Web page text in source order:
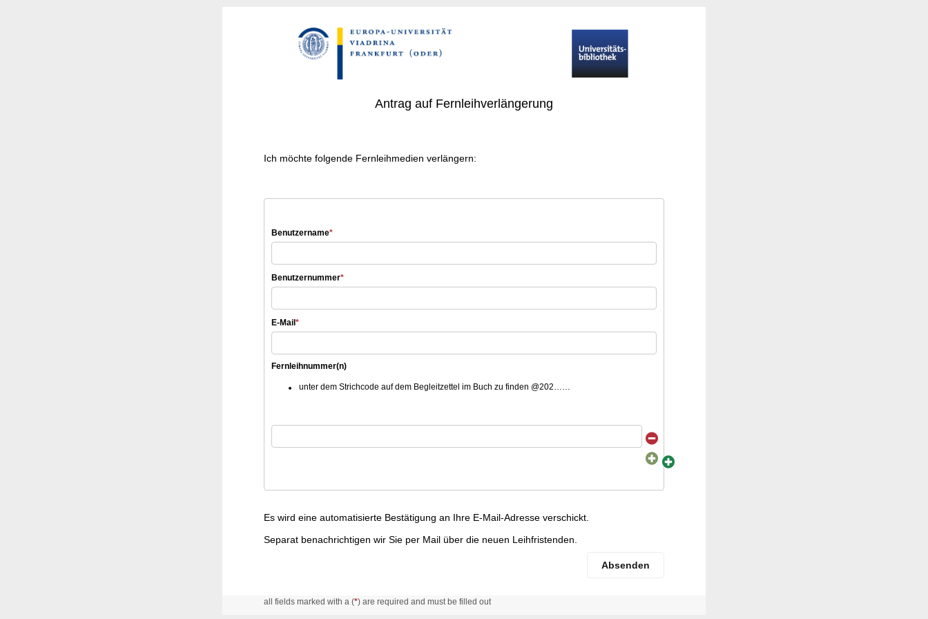
Antrag auf Fernleihverlängerung
Ich möchte folgende Fernleihmedien verlängern:
Benutzername*
Benutzernummer*
E-Mail *
Fernleihnummer(n)
unter dem Strichcode auf dem Begleitzettel im Buch zu finden @202……
Es wird eine automatisierte Bestätigung an Ihre E-Mail-Adresse verschickt.
Separat benachrichtigen wir Sie per Mail über die neuen Leihfristenden.
Absenden
all fields marked with a (*) are required and must be filled out